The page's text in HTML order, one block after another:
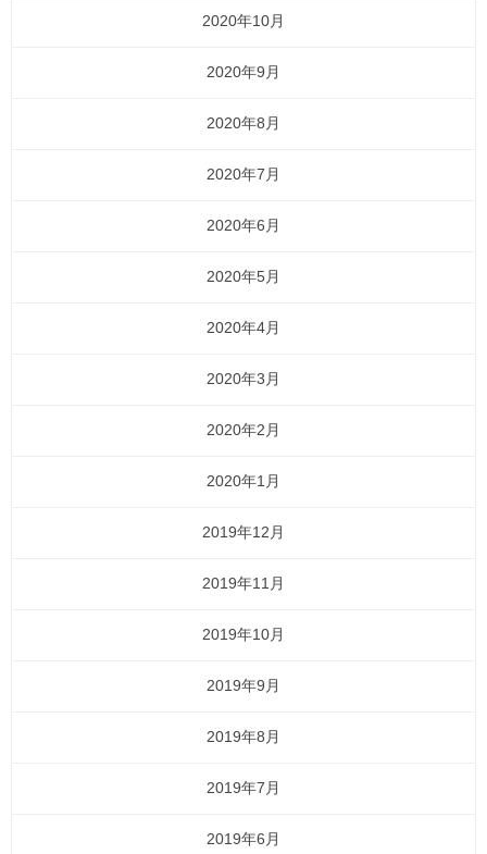
2020年10月
2020年9月
2020年8月
2020年7月
2020年6月
2020年5月
2020年4月
2020年3月
2020年2月
2020年1月
2019年12月
2019年11月
2019年10月
2019年9月
2019年8月
2019年7月
2019年6月